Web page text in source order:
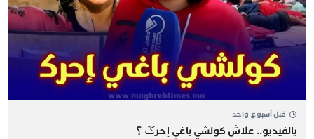
قبل أسبوع واحد
يالفيديو.. علاش كولشي باغي إحرݣ ؟